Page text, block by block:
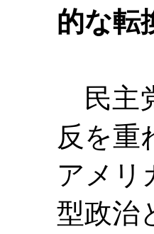
的な転
民主
反を重
アメリ
型政治